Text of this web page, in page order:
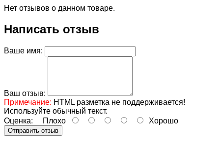
Нет отзывов о данном товаре.
Написать отзыв
Ваше имя:
Ваш отзыв:
Примечание: HTML разметка не поддерживается!
Используйте обычный текст.
Оценка: Плохо Хорошо
Отправить отзыв